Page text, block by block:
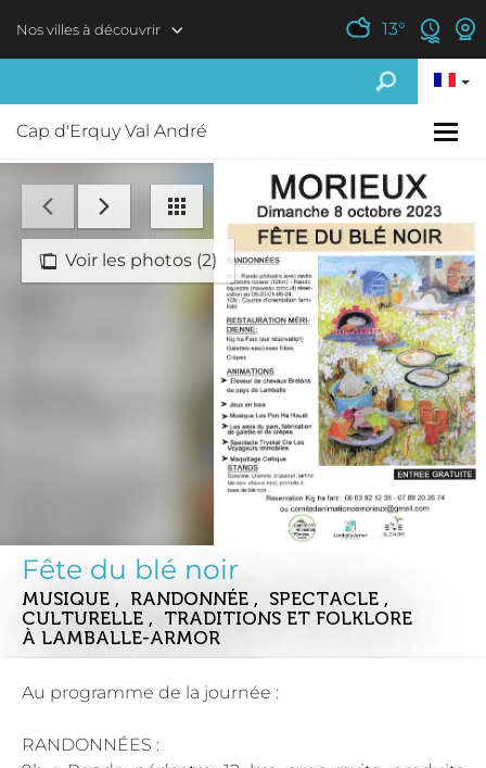
Nos villes à découvrir 13°
Cap d'Erquy Val André
Voir les photos (2)
Fête du blé noir
MUSIQUE , RANDONNÉE , SPECTACLE ,
CULTURELLE , TRADITIONS ET FOLKLORE
À LAMBALLE-ARMOR
Au programme de la journée :
RANDONNÉES :